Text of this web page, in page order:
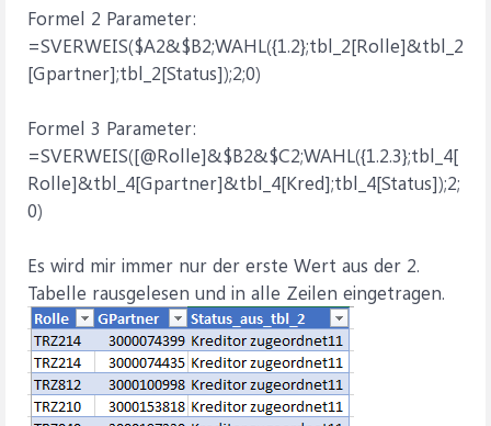
Formel 2 Parameter:
=SVERWEIS($A2&$B2;WAHL({1.2};tbl_2[Rolle]&tbl_2
[Gpartner];tbl_2[Status]);2;0)
Formel 3 Parameter:
=SVERWEIS([@Rolle]&$B2&$C2;WAHL({1.2.3};tbl_4[
Rolle]&tbl_4[Gpartner]&tbl_4[Kred];tbl_4[Status]);2;
0)
Es wird mir immer nur der erste Wert aus der 2.
Tabelle rausgelesen und in alle Zeilen eingetragen.